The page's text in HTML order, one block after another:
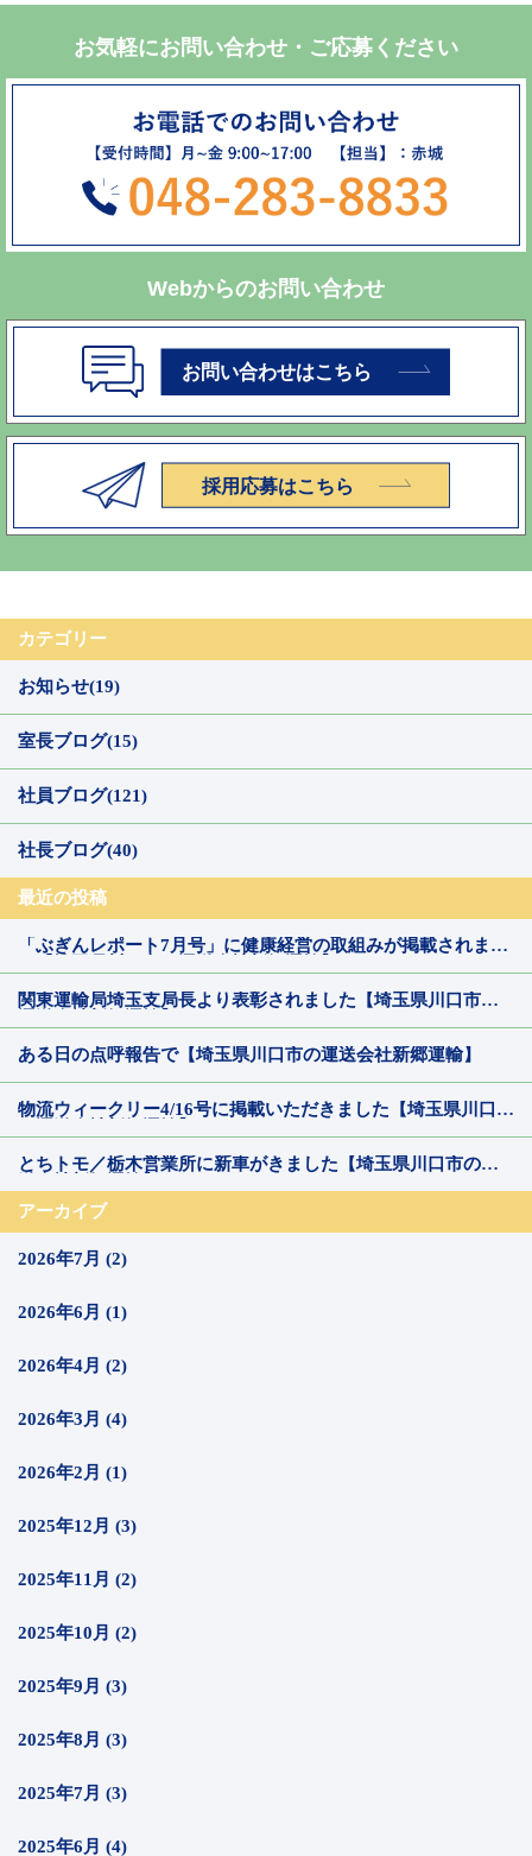
お気軽にお問い合わせ・ご応募ください
Webからのお問い合わせ
カテゴリー
お知らせ(19)
室長ブログ(15)
社員ブログ(121)
社長ブログ(40)
最近の投稿
「ぶぎんレポート7月号」に健康経営の取組みが掲載されまし
関東運輸局埼玉支局長より表彰されました【埼玉県川口市の
ある日の点呼報告で【埼玉県川口市の運送会社新郷運輸】
物流ウィークリー4/16号に掲載いただきました【埼玉県川口市
とちトモ／栃木営業所に新車がきました【埼玉県川口市の運
アーカイブ
2026年7月 (2)
2026年6月 (1)
2026年4月 (2)
2026年3月 (4)
2026年2月 (1)
2025年12月 (3)
2025年11月 (2)
2025年10月 (2)
2025年9月 (3)
2025年8月 (3)
2025年7月 (3)
2025年6月 (4)